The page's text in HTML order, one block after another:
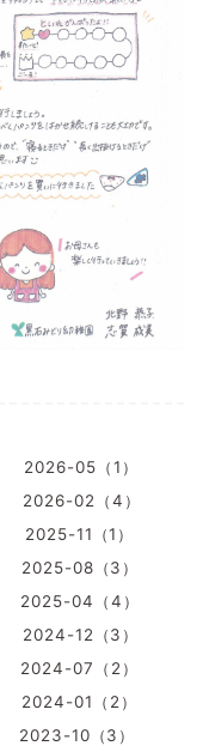
2026-05（1）
2026-02（4）
2025-11（1）
2025-08（3）
2025-04（4）
2024-12（3）
2024-07（2）
2024-01（2）
2023-10（3）